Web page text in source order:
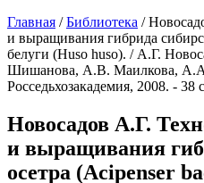
Главная /Библиотека /
и выращивания гибрида
белуги (Huso huso). / А.Г.
Шишанова, А.В. Маилкова,
Росседьхозакадемия, 2008. - 38
Новосадов А.Г.
и выращивания
осетра (Acipenser